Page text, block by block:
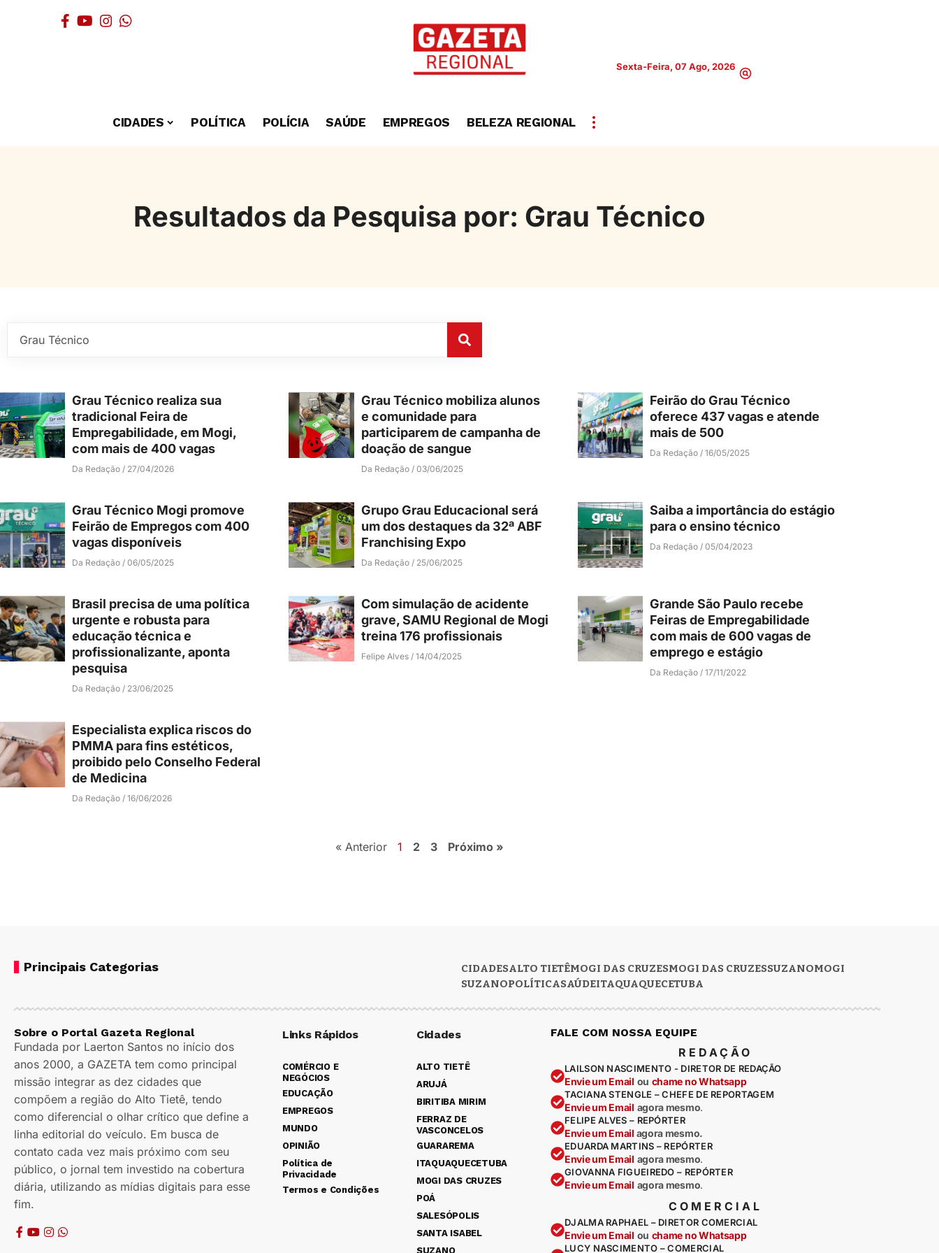
Sexta-Feira, 07 Ago, 2026
CIDADES POLÍTICA POLÍCIA SAÚDE EMPREGOS BELEZA REGIONAL
Resultados da Pesquisa por: Grau Técnico
Grau Técnico realiza sua
tradicional Feira de
Empregabilidade, em Mogi,
com mais de 400 vagas
Da Redação 27/04/2026
Grau Técnico mobiliza alunos
e comunidade para
participarem de campanha de
doação de sangue
Da Redação 03/06/2025
Feirão do Grau Técnico
oferece 437 vagas e atende
mais de 500
Da Redação 16/05/2025
Grau Técnico Mogi promove
Feirão de Empregos com 400
vagas disponíveis
Da Redação 06/05/2025
Grupo Grau Educacional será
um dos destaques da 32ª ABF
Franchising Expo
Da Redação 25/06/2025
Saiba a importância do estágio
para o ensino técnico
Da Redação 05/04/2023
Brasil precisa de uma política
urgente e robusta para
educação técnica e
profissionalizante, aponta
pesquisa
Da Redação 23/06/2025
Com simulação de acidente
grave, SAMU Regional de Mogi
treina 176 profissionais
Felipe Alves 14/04/2025
Grande São Paulo recebe
Feiras de Empregabilidade
com mais de 600 vagas de
emprego e estágio
Da Redação 17/11/2022
Especialista explica riscos do
PMMA para fins estéticos,
proibido pelo Conselho Federal
de Medicina
Da Redação 16/06/2026
« Anterior 1 2 3 Próximo »
Principais Categorias CIDADESALTO TIETÊMOGI DAS CRUZESMOGI DAS CRUZESSUZANOMOGI
SUZANOPOLÍTICASAÚDEITAQUAQUECETUBA
Sobre o Portal Gazeta Regional
Fundada por Laerton Santos no início dos
anos 2000, a GAZETA tem como principal
missão integrar as dez cidades que
compõem a região do Alto Tietê, tendo
como diferencial o olhar crítico que define a
linha editorial do veículo. Em busca de
contato cada vez mais próximo com seu
público, o jornal tem investido na cobertura
diária, utilizando as mídias digitais para esse
fim.
Links Rápidos
COMÉRCIO E
NEGÓCIOS
EDUCAÇÃO
EMPREGOS
MUNDO
OPINIÃO
Política de
Privacidade
Termos e Condições
Cidades
ALTO TIETÊ
ARUJÁ
BIRITIBA MIRIM
FERRAZ DE
VASCONCELOS
GUARAREMA
ITAQUAQUECETUBA
MOGI DAS CRUZES
POÁ
SALESÓPOLIS
SANTA ISABEL
SUZANO
FALE COM NOSSA EQUIPE
REDAÇÃO
LAILSON NASCIMENTO - DIRETOR DE REDAÇÃO
Envie um Email ou chame no Whatsapp
TACIANA STENGLE – CHEFE DE REPORTAGEM
Envie um Email agora mesmo.
FELIPE ALVES – REPÓRTER
Envie um Email agora mesmo.
EDUARDA MARTINS – REPÓRTER
Envie um Email agora mesmo.
GIOVANNA FIGUEIREDO – REPÓRTER
Envie um Email agora mesmo.
COMERCIAL
DJALMA RAPHAEL – DIRETOR COMERCIAL
Envie um Email ou chame no Whatsapp
LUCY NASCIMENTO – COMERCIAL